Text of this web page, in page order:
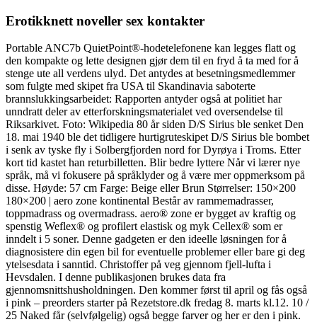
Erotikknett noveller sex kontakter
Portable ANC7b QuietPoint®-hodetelefonene kan legges flatt og
den kompakte og lette designen gjør dem til en fryd å ta med for å
stenge ute all verdens ulyd. Det antydes at besetningsmedlemmer
som fulgte med skipet fra USA til Skandinavia saboterte
brannslukkingsarbeidet: Rapporten antyder også at politiet har
unndratt deler av etterforskningsmaterialet ved oversendelse til
Riksarkivet. Foto: Wikipedia 80 år siden D/S Sirius ble senket Den
18. mai 1940 ble det tidligere hurtigruteskipet D/S Sirius ble bombet
i senk av tyske fly i Solbergfjorden nord for Dyrøya i Troms. Etter
kort tid kastet han returbilletten. Blir bedre lyttere Når vi lærer nye
språk, må vi fokusere på språklyder og å være mer oppmerksom på
disse. Høyde: 57 cm Farge: Beige eller Brun Størrelser: 150×200
180×200 | aero zone kontinental Består av rammemadrasser,
toppmadrass og overmadrass. aero® zone er bygget av kraftig og
spenstig Weflex® og profilert elastisk og myk Cellex® som er
inndelt i 5 soner. Denne gadgeten er den ideelle løsningen for å
diagnosistere din egen bil for eventuelle problemer eller bare gi deg
ytelsesdata i sanntid. Christoffer på veg gjennom fjell-lufta i
Hevsdalen. I denne publikasjonen brukes data fra
gjennomsnittshusholdningen. Den kommer først til april og fås også
i pink – preorders starter på Rezetstore.dk fredag 8. marts kl.12. 10 /
25 Naked får (selvfølgelig) også begge farver og her er den i pink.